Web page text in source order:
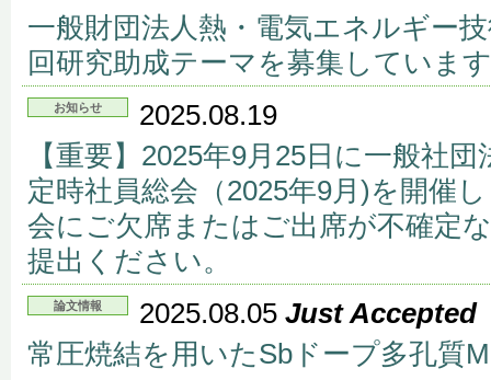
一般財団法人熱・電気エネルギー
回研究助成テーマを募集していま
お知らせ
2025.08.19
【重要】2025年9月25日に一般社
定時社員総会（2025年9月)を開催
会にご欠席またはご出席が不確定
提出ください。
論文情報 2025.08.05 Just Accepted
常圧焼結を用いたSbドープ多孔質